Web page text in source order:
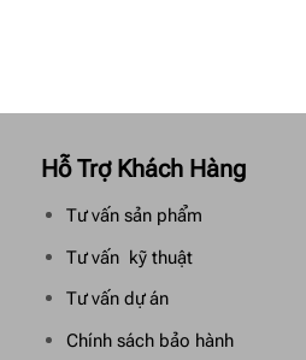
Hỗ Trợ Khách Hàng
Tư vấn sản phẩm
Tư vấn kỹ thuật
Tư vấn dự án
Chính sách bảo hành